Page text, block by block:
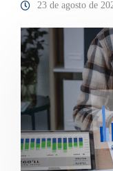
23 de agosto de